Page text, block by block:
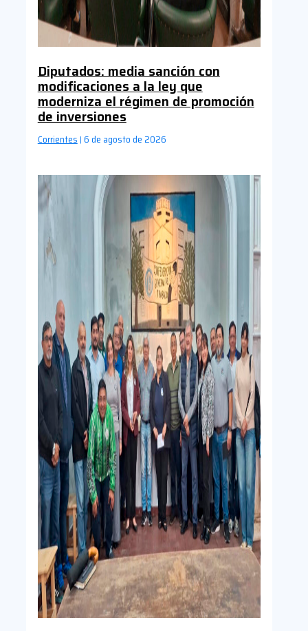
Diputados: media sanción con
modificaciones a la ley que
moderniza el régimen de promoción
de inversiones
Corrientes | 6 de agosto de 2026